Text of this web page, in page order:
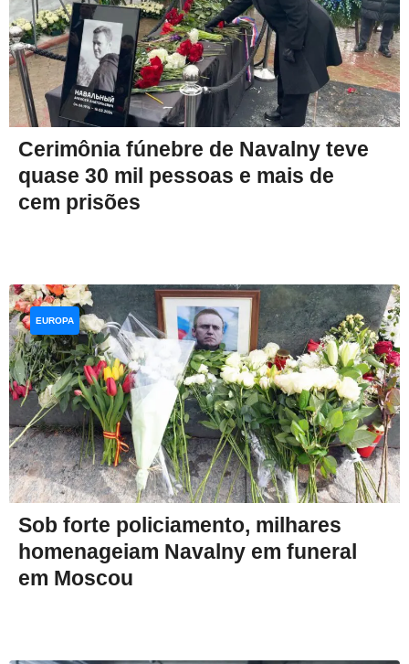
Cerimônia fúnebre de Navalny teve
quase 30 mil pessoas e mais de
cem prisões
Sob forte policiamento, milhares
homenageiam Navalny em funeral
em Moscou
EUROPA